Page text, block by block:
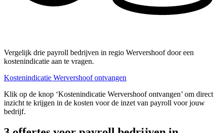
Vergelijk drie payroll bedrijven in regio Wervershoof door een
kostenindicatie aan te vragen.
Kostenindicatie Wervershoof ontvangen
Klik op de knop ‘Kostenindicatie Wervershoof ontvangen’ om direct
inzicht te krijgen in de kosten voor de inzet van payroll voor jouw
bedrijf.